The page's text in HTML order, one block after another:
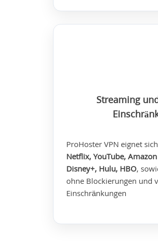
Streaming
ProHoster VPN eignet
Netflix, YouTube,
Disney+, Hulu, HBO,
ohne Blockierungen und
Einschränkungen